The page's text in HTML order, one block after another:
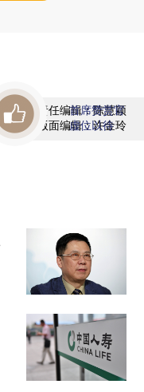
责任编辑：陈慧颖
版面编辑：许金玲
首席赞赏官
虚位以待